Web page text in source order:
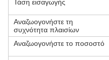
Τάση εισαγωγής
Αναζωογονήστε τη
συχνότητα πλαισίων
Αναζωογονήστε το ποσοστό